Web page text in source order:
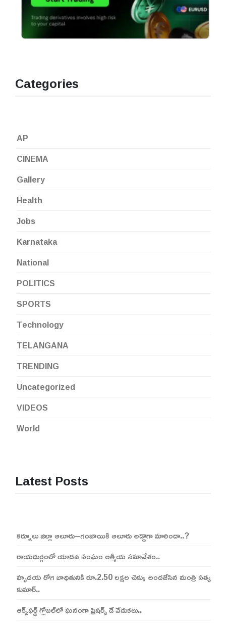
Categories
AP
CINEMA
Gallery
Health
Jobs
Karnataka
National
POLITICS
SPORTS
Technology
TELANGANA
TRENDING
Uncategorized
VIDEOS
World
Latest Posts
కర్నూలు జిల్లా ఆలూరు–గంజాయికి ఆలూరు అడ్డాగా మారిందా..?
రాయదుర్గంలో యాదవ సంఘం ఆత్మీయ సమావేశం..
హృదయ రోగ బాధితునికి రూ.2.50 లక్షల చెక్కు అందజేసిన మంత్రి సత్య
కుమార్..
ఆక్స్‌ఫర్డ్ గ్లోబల్‌లో ఘనంగా ఫ్రెషర్స్ డే వేడుకలు..